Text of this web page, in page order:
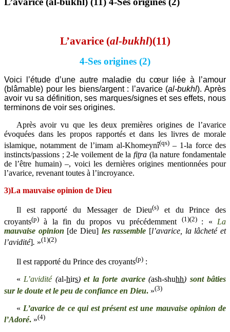
L’avarice (al-bukhl)(11)
4-Ses origines (2)
Voici l’étude d’une autre maladie du cœur liée à l’amour
(blâmable) pour les biens/argent : l’avarice (al-bukhl). Après
avoir vu sa définition, ses marques/signes et ses effets, nous
terminons de voir ses origines.
Après avoir vu que les deux premières origines de l’avarice
évoquées dans les propos rapportés et dans les livres de morale
islamique, notamment de l’imam al-Khomeynî(qs)– 1-la force des
instincts/passions ; 2-le voilement de la fitra (la nature fondamentale
de l’être humain) –, voici les dernières origines mentionnées pour
l’avarice, revenant toutes à l’incroyance.
3)La mauvaise opinion de Dieu
Il est rapporté du Messager de Dieu(s) et du Prince des
croyants(p) à la fin du propos vu précédemment (1)(2) : « La
mauvaise opinion [de Dieu] les rassemble [l’avarice, la lâcheté et
l’avidité]. »(1)(2)
Il est rapporté du Prince des croyants(p) :
«L’avidité(al-hirs)et la forte avarice(ash-shuhh) sont bâties
sur le doute et le peu de confiance en Dieu. »(3)
« L’avarice de ce qui est présent est une mauvaise opinion de
l’Adoré. »(4)